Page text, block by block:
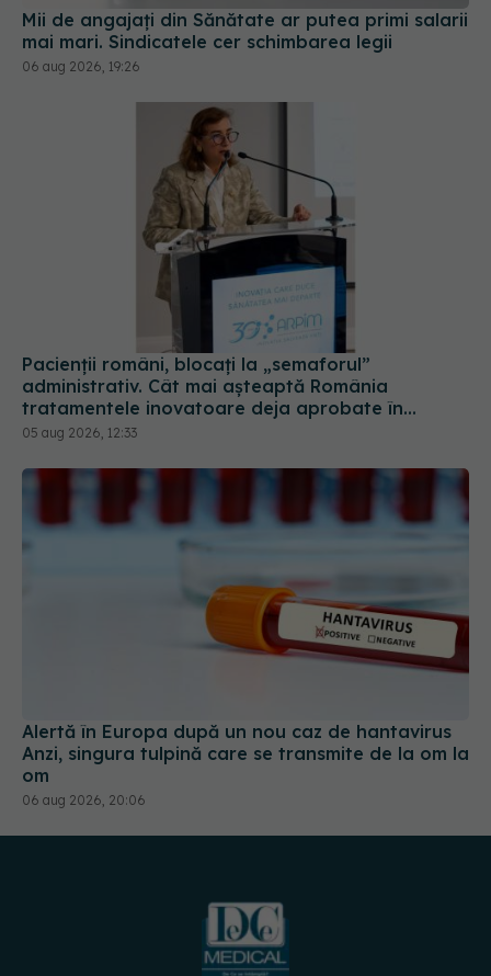
Pacienții români, blocați la „semaforul”
administrativ. Cât mai așteaptă România
tratamentele inovatoare deja aprobate în
Alertă în Europa după un nou caz de hantavirus
Anzi, singura tulpină care se transmite de la om la
URMĂREȘTE-NE PE: